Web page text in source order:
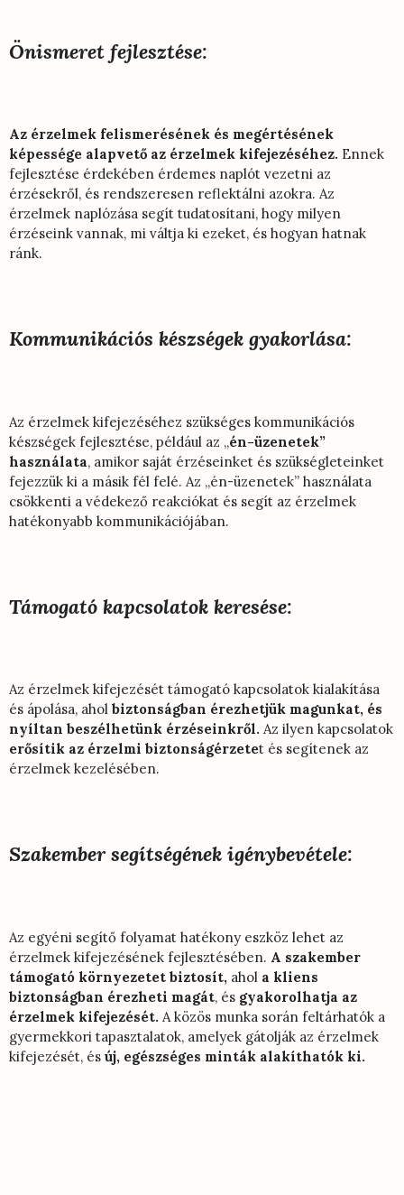
Önismeret fejlesztése:
Az érzelmek felismerésének és megértésének
képessége alapvető az érzelmek kifejezéséhez. Ennek
fejlesztése érdekében érdemes naplót vezetni az
érzésekről, és rendszeresen reflektálni azokra. Az
érzelmek naplózása segít tudatosítani, hogy milyen
érzéseink vannak, mi váltja ki ezeket, és hogyan hatnak
ránk.
Kommunikációs készségek gyakorlása:
Az érzelmek kifejezéséhez szükséges kommunikációs
készségek fejlesztése, például az „én-üzenetek”
használata, amikor saját érzéseinket és szükségleteinket
fejezzük ki a másik fél felé. Az „én-üzenetek” használata
csökkenti a védekező reakciókat és segít az érzelmek
hatékonyabb kommunikációjában.
Támogató kapcsolatok keresése:
Az érzelmek kifejezését támogató kapcsolatok kialakítása
és ápolása, ahol biztonságban érezhetjük magunkat, és
nyíltan beszélhetünk érzéseinkről. Az ilyen kapcsolatok
erősítik az érzelmi biztonságérzetet és segítenek az
érzelmek kezelésében.
Szakember segítségének igénybevétele:
Az egyéni segítő folyamat hatékony eszköz lehet az
érzelmek kifejezésének fejlesztésében. A szakember
támogató környezetet biztosít, ahol a kliens
biztonságban érezheti magát, és gyakorolhatja az
érzelmek kifejezését. A közös munka során feltárhatók a
gyermekkori tapasztalatok, amelyek gátolják az érzelmek
kifejezését, és új, egészséges minták alakíthatók ki.